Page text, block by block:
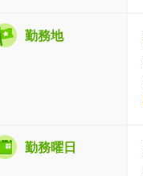
勤務地
勤務曜日